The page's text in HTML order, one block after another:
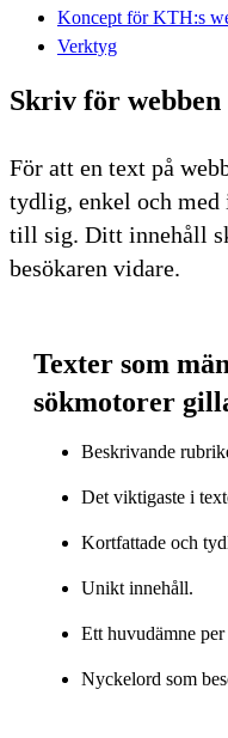
Koncept för KTH:s
Verktyg
Skriv för webben
För att en text på
tydlig, enkel och
till sig. Ditt innehåll
besökaren vidare.
Texter som
sökmotorer
Beskrivande
Det viktigaste i
Kortfattade och
Unikt innehåll.
Ett huvudämne per
Nyckelord som